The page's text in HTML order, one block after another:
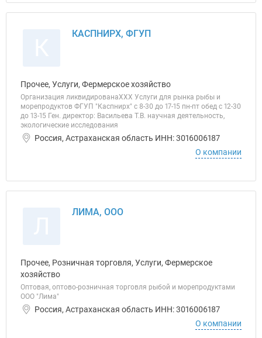
КАСПНИРХ, ФГУП
Прочее, Услуги, Фермерское хозяйство
Организация ликвидированаХХХ Услуги для рынка рыбы и
морепродуктов ФГУП "Каспнирх" с 8-30 до 17-15 пн-пт обед с 12-30
до 13-15 Ген. директор: Васильева Т.В. научная деятельность,
экологические исследования
Россия, Астраханская область ИНН: 3016006187
О компании
ЛИМА, ООО
Прочее, Розничная торговля, Услуги, Фермерское
хозяйство
Оптовая, оптово-розничная торговля рыбой и морепродуктами
ООО "Лима"
Россия, Астраханская область ИНН: 3016006187
О компании